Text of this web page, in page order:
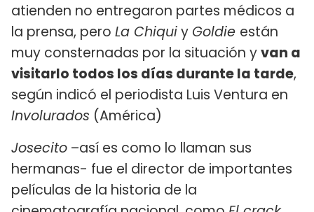
atienden no entregaron partes médicos a
la prensa, pero La Chiquiy Goldie están
muy consternadas por la situación yvan a
visitarlo todos los días durante la tarde,
según indicó el periodista Luis Ventura en
Involurados (América)
Josecito –así es como lo llaman sus
hermanas- fue el director de importantes
películas de la historia de la